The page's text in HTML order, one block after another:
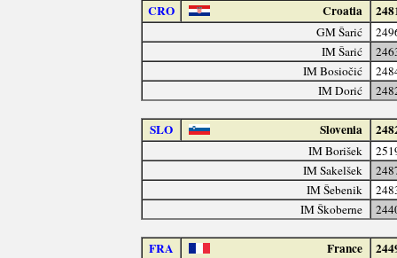
CRO Croatia
GM Šarić
IM Šarić
IM Bosiočić
IM Dorić
SLO Slovenia
IM Borišek
IM Sakelšek
IM Šebenik
IM Škoberne
FRA France